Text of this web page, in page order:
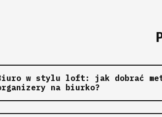
w stylu loft: jak dobrać
na biurko?